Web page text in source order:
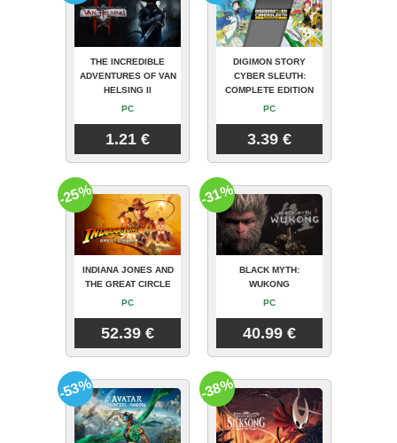
THE INCREDIBLE
ADVENTURES OF VAN
HELSING II
PC
1.21 €
DIGIMON STORY
CYBER SLEUTH:
COMPLETE EDITION
PC
3.39 €
INDIANA JONES AND
THE GREAT CIRCLE
PC
52.39 €
-25%
BLACK MYTH:
WUKONG
PC
40.99 €
-31%
-53% -38%